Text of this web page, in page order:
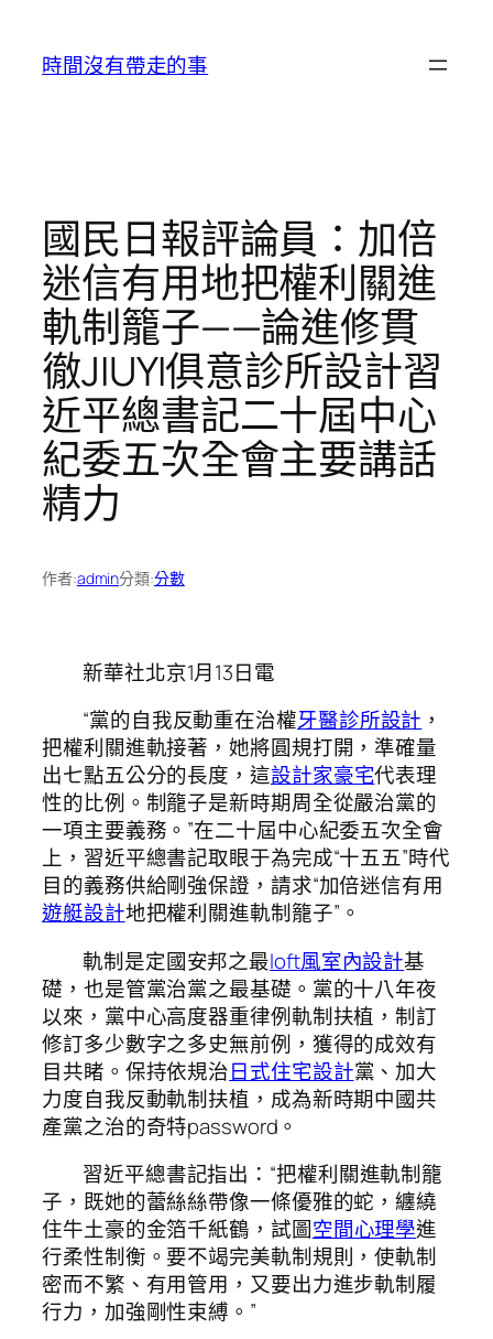
時間沒有帶走的事
國民日報評論員：加倍
迷信有用地把權利關進
軌制籠子——論進修貫
徹JIUYI俱意診所設計習
近平總書記二十屆中心
紀委五次全會主要講話
精力
作者:admin分類:分數
新華社北京1月13日電
“黨的自我反動重在治權牙醫診所設計 ，
把權利關進軌接著，她將圓規打開，準確量
出七點五公分的長度，這設計家豪宅代表理
性的比例。制籠子是新時期周全從嚴治黨的
一項主要義務。”在二十屆中心紀委五次全會
上，習近平總書記取眼于為完成“十五五”時代
目的義務供給剛強保證，請求“加倍迷信有用
遊艇設計地把權利關進軌制籠子”。
軌制是定國安邦之最loft風室內設計基
礎，也是管黨治黨之最基礎。黨的十八年夜
以來，黨中心高度器重律例軌制扶植，制訂
修訂多少數字之多史無前例，獲得的成效有
目共睹。保持依規治日式住宅設計黨、加大
力度自我反動軌制扶植，成為新時期中國共
產黨之治的奇特password。
習近平總書記指出：“把權利關進軌制籠
子，既她的蕾絲絲帶像一條優雅的蛇，纏繞
住牛土豪的金箔千紙鶴，試圖空間心理學進
行柔性制衡。要不竭完美軌制規則，使軌制
密而不繁、有用管用，又要出力進步軌制履
行力，加強剛性束縛。”